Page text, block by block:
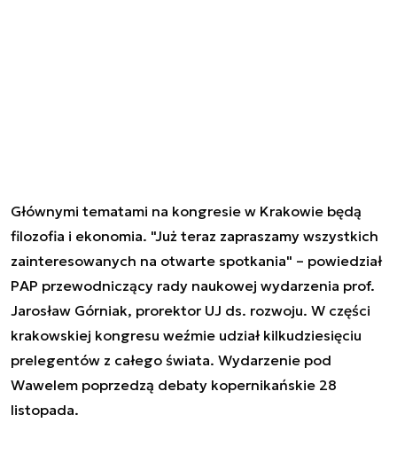
Głównymi tematami na kongresie w Krakowie będą
filozofia i ekonomia. "Już teraz zapraszamy wszystkich
zainteresowanych na otwarte spotkania" – powiedział
PAP przewodniczący rady naukowej wydarzenia prof.
Jarosław Górniak, prorektor UJ ds. rozwoju. W części
krakowskiej kongresu weźmie udział kilkudziesięciu
prelegentów z całego świata. Wydarzenie pod
Wawelem poprzedzą debaty kopernikańskie 28
listopada.